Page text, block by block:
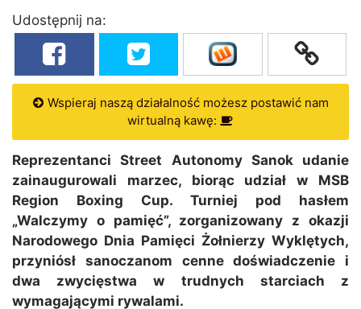
Udostępnij na:
Wspieraj naszą działalność możesz postawić nam
wirtualną kawę:
Reprezentanci Street Autonomy Sanok udanie
zainaugurowali marzec, biorąc udział w MSB
Region Boxing Cup. Turniej pod hasłem
„Walczymy o pamięć”, zorganizowany z okazji
Narodowego Dnia Pamięci Żołnierzy Wyklętych,
przyniósł sanoczanom cenne doświadczenie i
dwa zwycięstwa w trudnych starciach z
wymagającymi rywalami.